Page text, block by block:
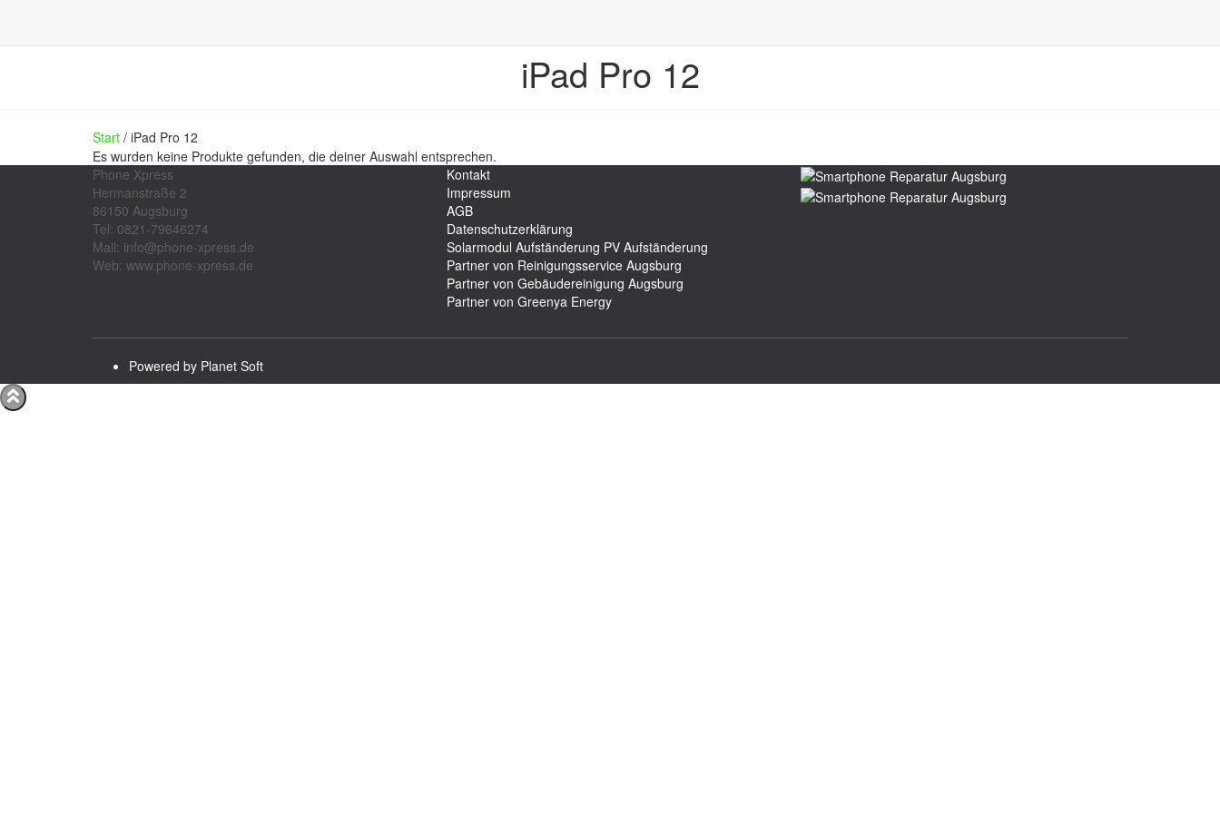
iPad Pro 12
Start / iPad Pro 12
Es wurden keine Produkte gefunden, die deiner Auswahl entsprechen.
Phone Xpress
Hermanstraße 2
86150 Augsburg
Tel: 0821-79646274
Mail: info@phone-xpress.de
Web: www.phone-xpress.de
Kontakt
Impressum
AGB
Datenschutzerklärung
Solarmodul Aufständerung PV Aufständerung
Partner von Reinigungsservice Augsburg
Partner von Gebäudereinigung Augsburg
Partner von Greenya Energy
Powered by Planet Soft